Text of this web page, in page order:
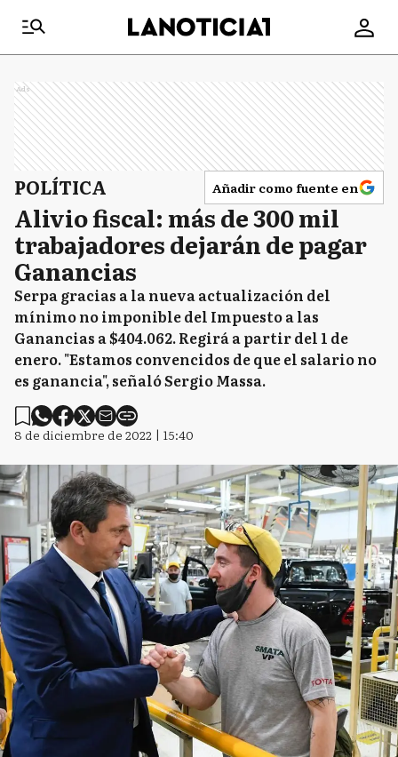
Ads
POLÍTICA Añadir como fuente en
Alivio fiscal: más de 300 mil
trabajadores dejarán de pagar
Ganancias
Serpa gracias a la nueva actualización del
mínimo no imponible del Impuesto a las
Ganancias a $404.062. Regirá a partir del 1 de
enero. "Estamos convencidos de que el salario no
es ganancia", señaló Sergio Massa.
8 de diciembre de 2022 | 15:40